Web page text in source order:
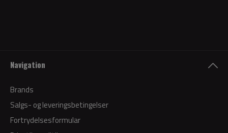
Navigation
Brands
Salgs- og leveringsbetingelser
Fortrydelsesformular